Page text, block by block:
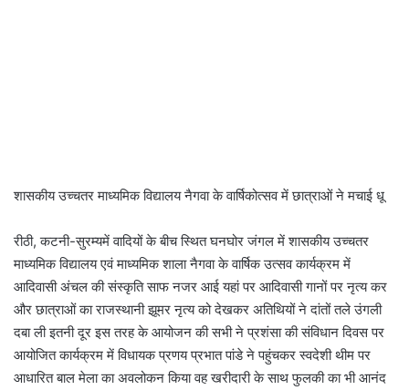
शासकीय उच्चतर माध्यमिक विद्यालय नैगवा के वार्षिकोत्सव में छात्राओं ने मचाई धू
रीठी, कटनी-सुरम्यमें वादियों के बीच स्थित घनघोर जंगल में शासकीय उच्चतर
माध्यमिक विद्यालय एवं माध्यमिक शाला नैगवा के वार्षिक उत्सव कार्यक्रम में
आदिवासी अंचल की संस्कृति साफ नजर आई यहां पर आदिवासी गानों पर नृत्य कर
और छात्राओं का राजस्थानी झूमर नृत्य को देखकर अतिथियों ने दांतों तले उंगली
दबा ली इतनी दूर इस तरह के आयोजन की सभी ने प्रशंसा की संविधान दिवस पर
आयोजित कार्यक्रम में विधायक प्रणय प्रभात पांडे ने पहुंचकर स्वदेशी थीम पर
आधारित बाल मेला का अवलोकन किया वह खरीदारी के साथ फुलकी का भी आनंद